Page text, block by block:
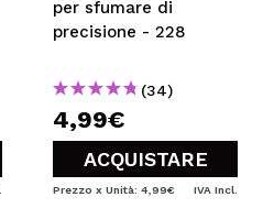
per sfumare di
precisione - 228
(34)
4,99€
ACQUISTARE
Prezzo x Unità: 4,99€ IVA Incl.